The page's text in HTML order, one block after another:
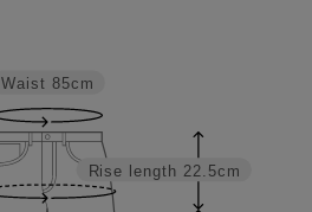
Rise length 22.5cm
Waist 85cm